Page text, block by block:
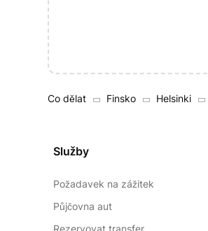
Co dělat Finsko Helsinki
Služby
Požadavek na zážitek
Půjčovna aut